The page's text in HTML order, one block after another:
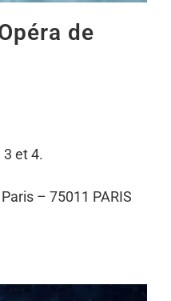
de
3 et 4.
– 75011 PARIS